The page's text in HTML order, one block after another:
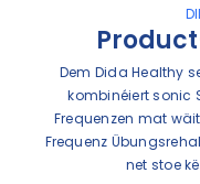
Dem Dida Healthy
kombinéiert sonic
Frequenzen mat
Frequenz
net stoe